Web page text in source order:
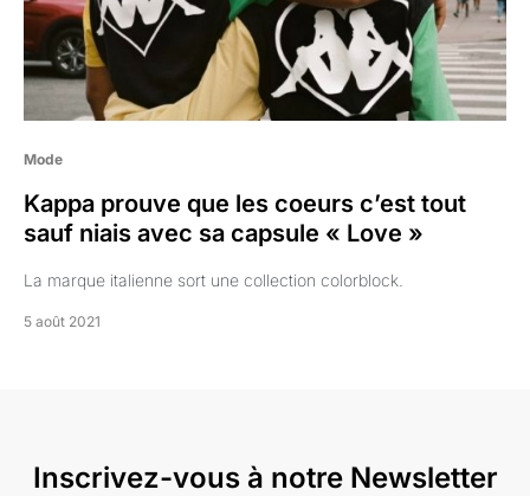
Mode
Kappa prouve que les coeurs c’est tout
sauf niais avec sa capsule « Love »
La marque italienne sort une collection colorblock.
5 août 2021
Inscrivez-vous à notre Newsletter